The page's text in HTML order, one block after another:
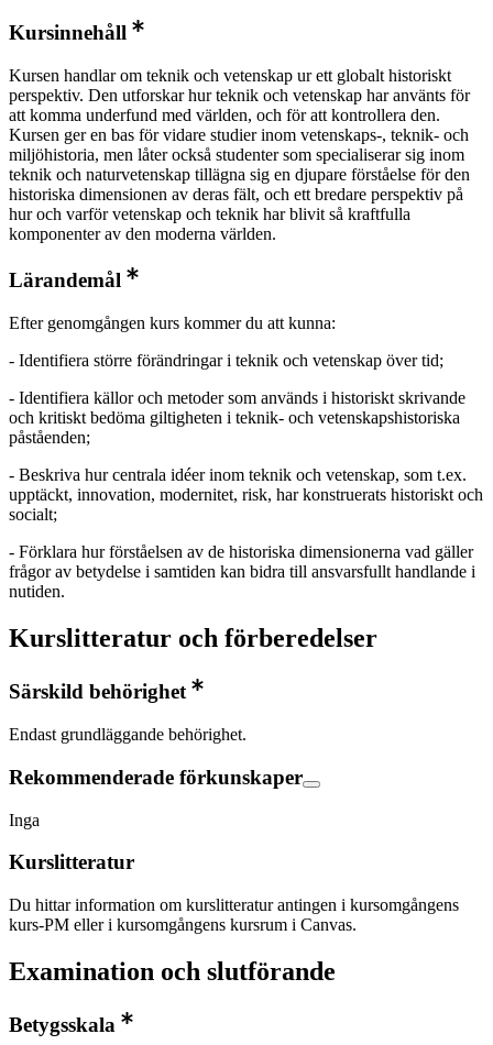
Kursinnehåll
Kursen handlar om teknik och vetenskap ur ett globalt historiskt
perspektiv. Den utforskar hur teknik och vetenskap har använts för
att komma underfund med världen, och för att kontrollera den.
Kursen ger en bas för vidare studier inom vetenskaps-, teknik- och
miljöhistoria, men låter också studenter som specialiserar sig inom
teknik och naturvetenskap tillägna sig en djupare förståelse för den
historiska dimensionen av deras fält, och ett bredare perspektiv på
hur och varför vetenskap och teknik har blivit så kraftfulla
komponenter av den moderna världen.
Lärandemål
Efter genomgången kurs kommer du att kunna:
- Identifiera större förändringar i teknik och vetenskap över tid;
- Identifiera källor och metoder som används i historiskt skrivande
och kritiskt bedöma giltigheten i teknik- och vetenskapshistoriska
påståenden;
- Beskriva hur centrala idéer inom teknik och vetenskap, som t.ex.
upptäckt, innovation, modernitet, risk, har konstruerats historiskt och
socialt;
- Förklara hur förståelsen av de historiska dimensionerna vad gäller
frågor av betydelse i samtiden kan bidra till ansvarsfullt handlande i
nutiden.
Kurslitteratur och förberedelser
Särskild behörighet
Endast grundläggande behörighet.
Rekommenderade förkunskaper
Inga
Kurslitteratur
Du hittar information om kurslitteratur antingen i kursomgångens
kurs-PM eller i kursomgångens kursrum i Canvas.
Examination och slutförande
Betygsskala